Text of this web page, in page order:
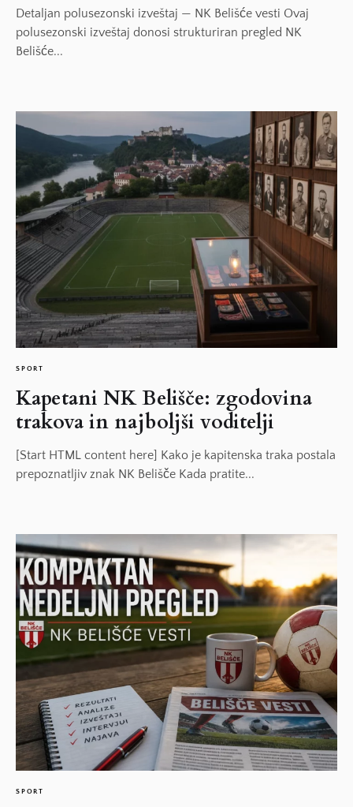
Detaljan polusezonski izveštaj — NK Belišće vesti Ovaj
polusezonski izveštaj donosi strukturiran pregled NK
Belišće...
SPORT
Kapetani NK Belišče: zgodovina
trakova in najboljši voditelji
[Start HTML content here] Kako je kapitenska traka postala
prepoznatljiv znak NK Belišče Kada pratite...
SPORT